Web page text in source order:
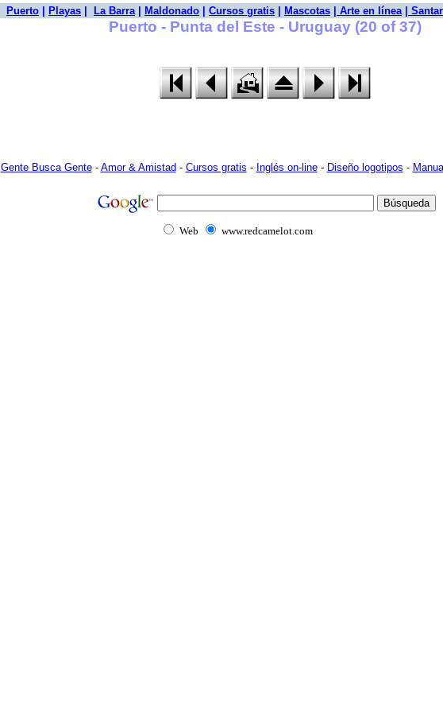
Puerto Playas La Barra| Maldonado Cursos gratis Mascotas Arte en línea|
Puerto - Punta del Este - Uruguay (20 of 37)
Gente Busca Gente- Amor & Amistad - Cursos gratis - Inglés on-line- Diseño logotipos -
Web www.redcamelot.com